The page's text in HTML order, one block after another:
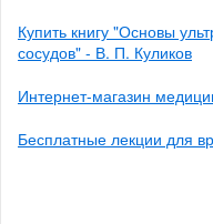
Купить книгу "Основы
сосудов" - В. П. Куликов
Интернет-магазин
Бесплатные лекции для